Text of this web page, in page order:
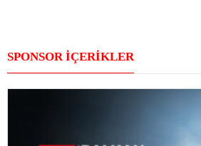
SPONSOR İÇERİKLER